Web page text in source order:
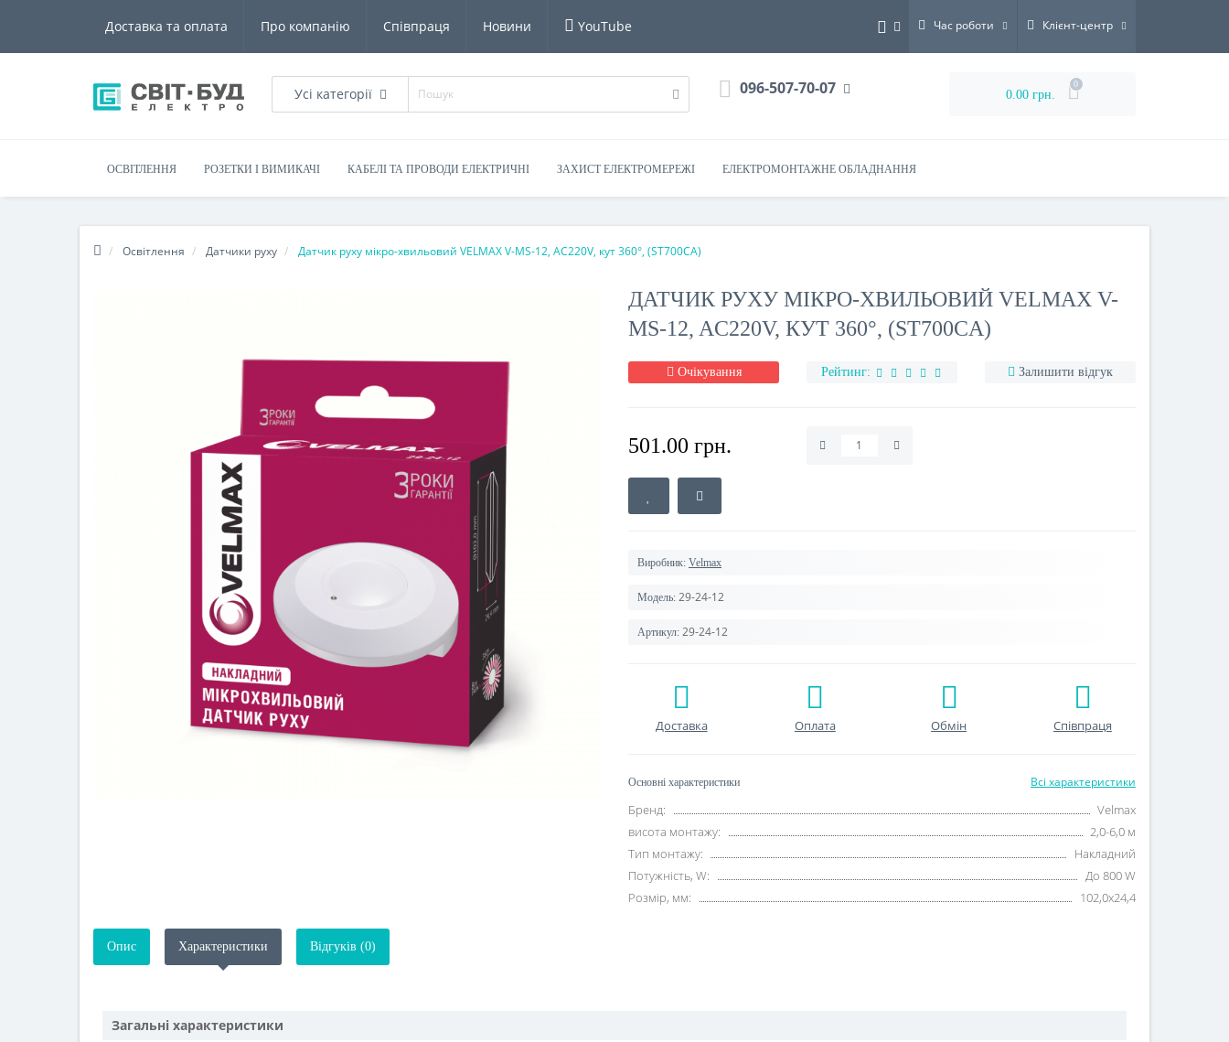
Доставка та оплата Про компанію Співпраця Новини YouTube Час роботи Клієнт-центр
Усі категорії 096-507-70-07 0.00 грн.
0
ОСВІТЛЕННЯ РОЗЕТКИ І ВИМИКАЧІ КАБЕЛІ ТА ПРОВОДИ ЕЛЕКТРИЧНІ ЗАХИСТ ЕЛЕКТРОМЕРЕЖІ ЕЛЕКТРОМОНТАЖНЕ ОБЛАДНАННЯ
Освітлення Датчики руху Датчик руху мікро-хвильовий VELMAX V-MS-12, AC220V, кут 360°, (ST700CA)
ДАТЧИК РУХУ МІКРО-ХВИЛЬОВИЙ VELMAX V-
MS-12, AC220V, КУТ 360°, (ST700CA)
Очікування Рейтинг: Залишити відгук
501.00 грн.
Виробник: Velmax
Модель: 29-24-12
Артикул: 29-24-12
Доставка Оплата Обмін Співпраця
Основні характеристики Всі характеристики
Бренд:
Velmax
висота монтажу:
2,0-6,0 м
Тип монтажу:
Накладний
Потужність, W:
До 800 W
Розмір, мм:
102,0x24,4
Опис Характеристики Відгуків (0)
Загальні характеристики